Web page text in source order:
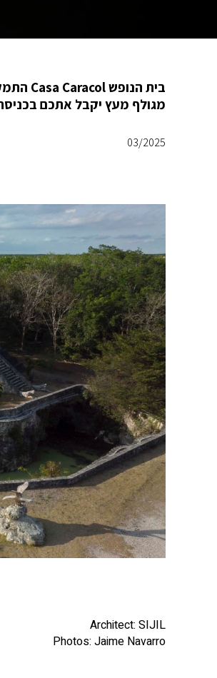
מגולף מעץ יקבל אתכם
03/2025
Architect: SIJIL
Photos: Jaime Navarro